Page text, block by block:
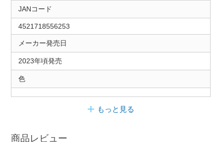
JANコード
4521718556253
メーカー発売日
2023年頃発売
色
もっと見る
商品レビュー